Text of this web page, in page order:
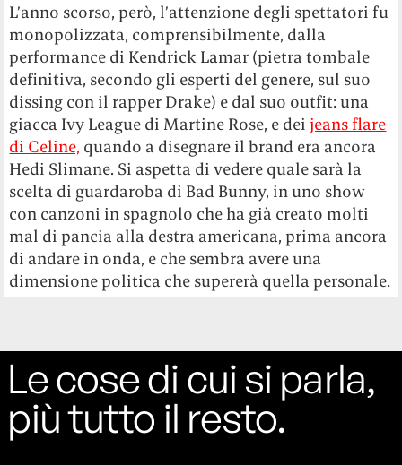
L’anno scorso, però, l’attenzione degli spettatori fu
monopolizzata, comprensibilmente, dalla
performance di Kendrick Lamar (pietra tombale
definitiva, secondo gli esperti del genere, sul suo
dissing con il rapper Drake) e dal suo outfit: una
giacca Ivy League di Martine Rose, e dei jeans flare
di Celine, quando a disegnare il brand era ancora
Hedi Slimane. Si aspetta di vedere quale sarà la
scelta di guardaroba di Bad Bunny, in uno show
con canzoni in spagnolo che ha già creato molti
mal di pancia alla destra americana, prima ancora
di andare in onda, e che sembra avere una
dimensione politica che supererà quella personale.
Le cose di cui si parla,
più tutto il resto.